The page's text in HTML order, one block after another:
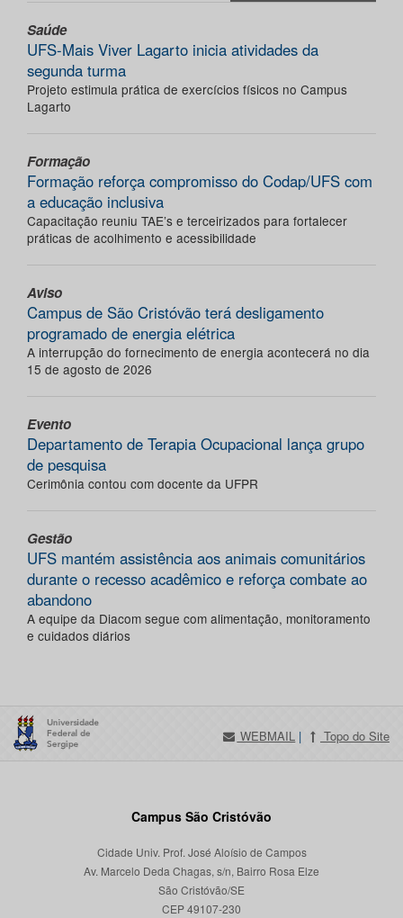
Saúde
UFS-Mais Viver Lagarto inicia atividades da
segunda turma
Projeto estimula prática de exercícios físicos no Campus
Lagarto
Formação
Formação reforça compromisso do Codap/UFS com
a educação inclusiva
Capacitação reuniu TAE’s e terceirizados para fortalecer
práticas de acolhimento e acessibilidade
Aviso
Campus de São Cristóvão terá desligamento
programado de energia elétrica
A interrupção do fornecimento de energia acontecerá no dia
15 de agosto de 2026
Evento
Departamento de Terapia Ocupacional lança grupo
de pesquisa
Cerimônia contou com docente da UFPR
Gestão
UFS mantém assistência aos animais comunitários
durante o recesso acadêmico e reforça combate ao
abandono
A equipe da Diacom segue com alimentação, monitoramento
e cuidados diários
WEBMAIL | Topo do Site
Campus São Cristóvão
Cidade Univ. Prof. José Aloísio de Campos
Av. Marcelo Deda Chagas, s/n, Bairro Rosa Elze
São Cristóvão/SE
CEP 49107-230